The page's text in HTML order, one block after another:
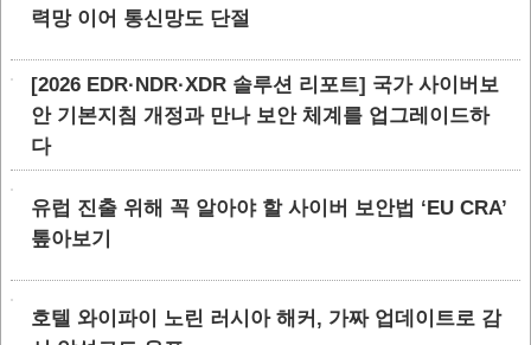
력망 이어 통신망도 단절
[2026 EDR·NDR·XDR 솔루션 리포트] 국가 사이버보
안 기본지침 개정과 만나 보안 체계를 업그레이드하
다
유럽 진출 위해 꼭 알아야 할 사이버 보안법 ‘EU CRA’
톺아보기
호텔 와이파이 노린 러시아 해커, 가짜 업데이트로 감